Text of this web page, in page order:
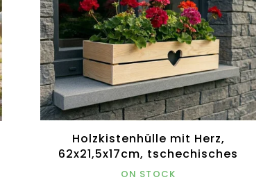
Holzkistenhülle mit Herz,
62x21,5x17cm, tschechisches
Produkt
ON STOCK